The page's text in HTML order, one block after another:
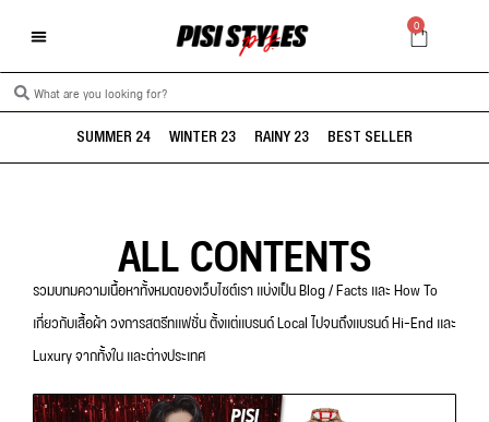
0
SUMMER 24 WINTER 23 RAINY 23 BEST SELLER
ALL CONTENTS
รวมบทมความเนื้อหาทั้งหมดของเว็บไซต์เรา แบ่งเป็น Blog / Facts และ How To
เกี่ยวกับเสื้อผ้า วงการสตรีทแฟชั่น ตั้งแต่แบรนด์ Local ไปจนถึงแบรนด์ Hi-End และ
Luxury จากทั้งใน และต่างประเทศ